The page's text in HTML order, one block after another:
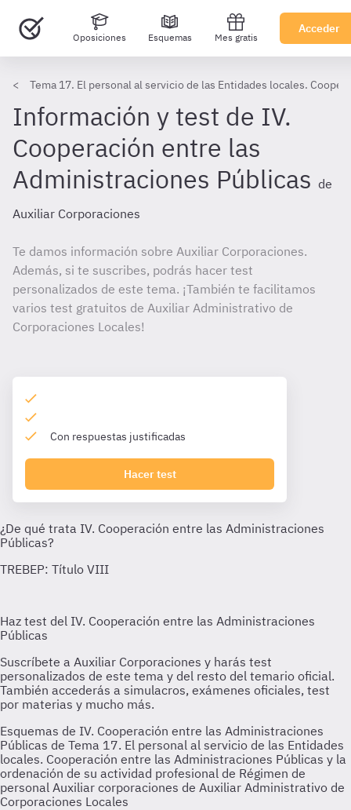
Oposiciones Esquemas Mes gratis
Acceder
Tema 17. El personal al servicio de las Entidades locales.
Información y test de IV.
Cooperación entre las
Administraciones Públicas de
Auxiliar Corporaciones
Te damos información sobre Auxiliar Corporaciones.
Además, si te suscribes, podrás hacer test
personalizados de este tema. ¡También te facilitamos
varios test gratuitos de Auxiliar Administrativo de
Corporaciones Locales!
Con respuestas justificadas
Hacer test
Esquemas de IV. Cooperación entre las Administraciones
Públicas de Tema 17. El personal al servicio de las Entidades
locales. Cooperación entre las Administraciones Públicas y la
ordenación de su actividad profesional de Régimen de
personal Auxiliar corporaciones de Auxiliar Administrativo de
Corporaciones Locales